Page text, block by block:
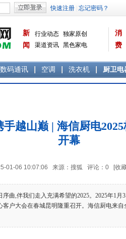
新
闻
行业动态 独家原创
渠道资讯 黑色家电
消
费
数码通讯 空调 洗衣机 厨卫电
越山巅 | 海信厨电
开幕
01-06 10:07:06 来源：搜狐 评论： 0 [收
,伴我们走入充满希望的2025。2025年1月
客户大会在春城昆明隆重召开。海信厨电来